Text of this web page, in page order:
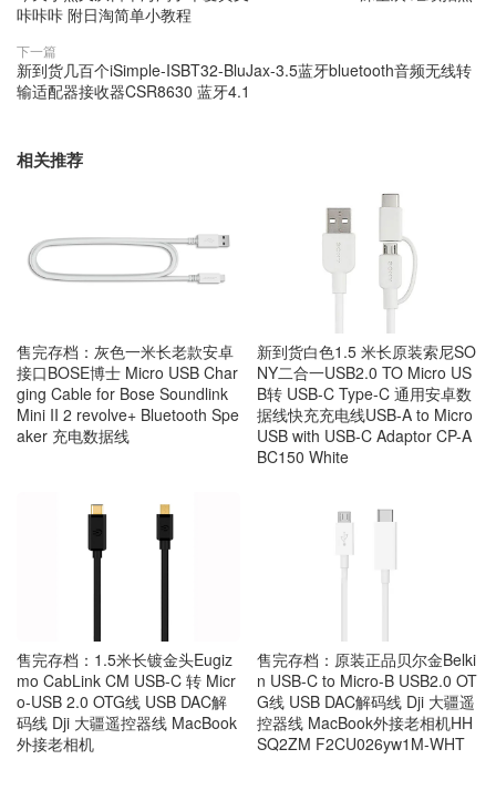
咔咔咔 附日淘简单小教程
下一篇
新到货几百个iSimple-ISBT32-BluJax-3.5蓝牙bluetooth音频无线转
输适配器接收器CSR8630 蓝牙4.1
相关推荐
售完存档：灰色一米长老款安卓
接口BOSE博士 Micro USB Char
ging Cable for Bose Soundlink
Mini II 2 revolve+ Bluetooth Spe
aker 充电数据线
新到货白色1.5 米长原装索尼SO
NY二合一USB2.0 TO Micro US
B转 USB-C Type-C 通用安卓数
据线快充充电线USB-A to Micro
USB with USB-C Adaptor CP-A
BC150 White
售完存档：1.5米长镀金头Eugiz
mo CabLink CM USB-C 转 Micr
o-USB 2.0 OTG线 USB DAC解
码线 Dji 大疆遥控器线 MacBook
外接老相机
售完存档：原装正品贝尔金Belki
n USB-C to Micro-B USB2.0 OT
G线 USB DAC解码线 Dji 大疆遥
控器线 MacBook外接老相机HH
SQ2ZM F2CU026yw1M-WHT